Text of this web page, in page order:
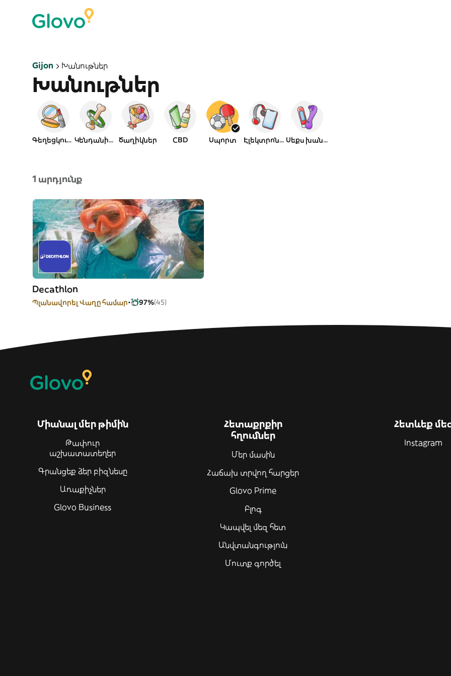
Gijon Խանութներ
Խանութներ
Գեղեցկություն Կենդանիներ Ծաղիկներ CBD Սպորտ Էլեկտրոնիկա Սեքս խանութ
1 արդյունք
Decathlon
Պլանավորել Վաղը համար 97%(45)
Միանալ մեր թիմին
Թափուր
աշխատատեղեր
Գրանցեք ձեր բիզնեսը
Առաքիչներ
Glovo Business
Հետաքրքիր
հղումներ
Մեր մասին
Հաճախ տրվող հարցեր
Glovo Prime
Բլոգ
Կապվել մեզ հետ
Անվտանգություն
Մուտք գործել
Հետևեք
Instagram